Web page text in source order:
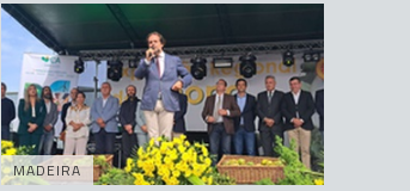
MADEIRA